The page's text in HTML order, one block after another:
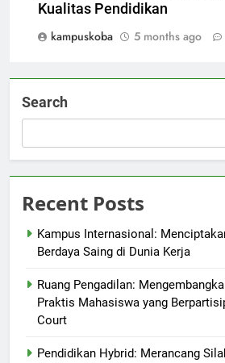
Kualitas Pendidikan
kampuskoba
5 months ago
Search
Recent Posts
Kampus Internasional:
Berdaya Saing di Dunia Kerja
Ruang Pengadilan:
Praktis Mahasiswa yang
Court
Pendidikan Hybrid: Merancang